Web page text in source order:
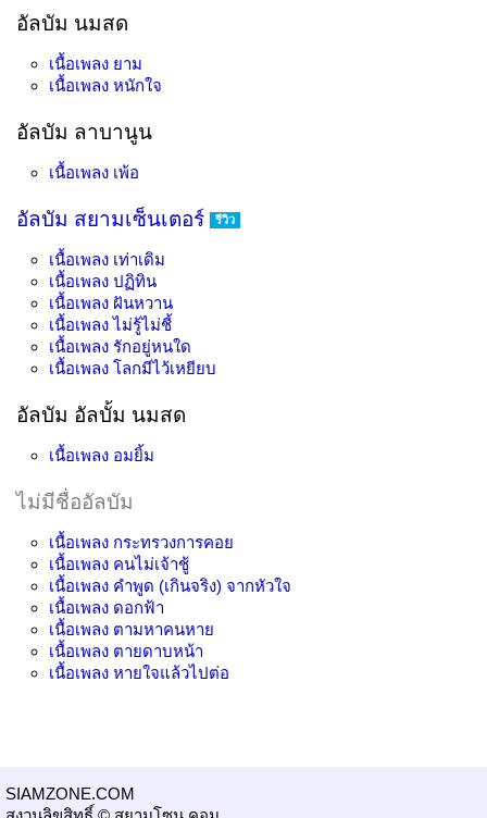
อัลบัม นมสด
เนื้อเพลง ยาม
เนื้อเพลง หนักใจ
อัลบัม ลาบานูน
เนื้อเพลง เพ้อ
อัลบัม สยามเซ็นเตอร์ รีวิว
เนื้อเพลง เท่าเดิม
เนื้อเพลง ปฏิทิน
เนื้อเพลง ฝันหวาน
เนื้อเพลงไม่รู้ไม่ชี้
เนื้อเพลง รักอยู่หนใด
เนื้อเพลง โลกมีไว้เหยียบ
อัลบัม อัลบั้ม นมสด
เนื้อเพลง อมยิ้ม
ไม่มีชื่ออัลบัม
เนื้อเพลง กระทรวงการคอย
เนื้อเพลง คนไม่เจ้าชู้
เนื้อเพลง คำพูด (เกินจริง) จากหัวใจ
เนื้อเพลง ดอกฟ้า
เนื้อเพลง ตามหาคนหาย
เนื้อเพลง ตายดาบหน้า
เนื้อเพลง หายใจแล้วไปต่อ
SIAMZONE.COM